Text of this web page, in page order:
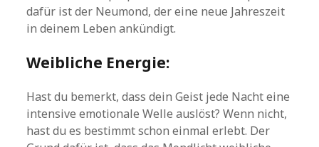
dafür ist der Neumond, der eine neue Jahreszeit
in deinem Leben ankündigt.
Weibliche Energie:
Hast du bemerkt, dass dein Geist jede Nacht eine
intensive emotionale Welle auslöst? Wenn nicht,
hast du es bestimmt schon einmal erlebt. Der